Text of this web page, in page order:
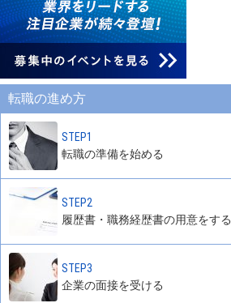
転職の進め方
STEP1
転職の準備を始める
STEP2
履歴書・職務経歴書の用意をする
STEP3
企業の面接を受ける